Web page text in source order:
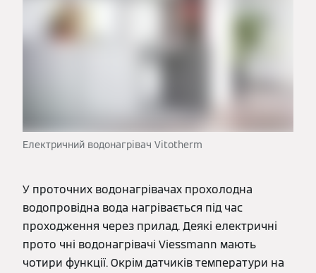
Електричний водонагрівач Vitotherm
У проточних водонагрівачах прохолодна
водопровідна вода нагрівається під час
проходження через прилад. Деякі електричні
прото чні водонагрівачі Viessmann мають
чотири функції. Окрім датчиків температури на